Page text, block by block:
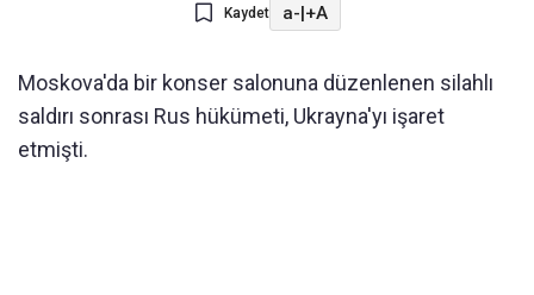
Kaydet a-|+A
Moskova'da bir konser salonuna düzenlenen silahlı
saldırı sonrası Rus hükümeti, Ukrayna'yı işaret
etmişti.